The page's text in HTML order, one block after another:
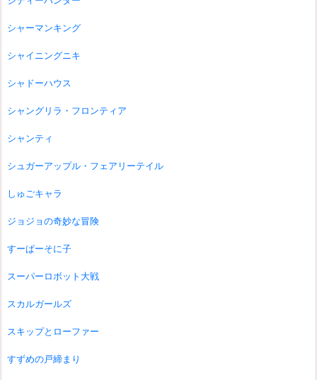
シャーマンキング
シャイニングニキ
シャドーハウス
シャングリラ・フロンティア
シャンティ
シュガーアップル・フェアリーテイル
しゅごキャラ
ジョジョの奇妙な冒険
すーぱーそに子
スーパーロボット大戦
スカルガールズ
スキップとローファー
すずめの戸締まり